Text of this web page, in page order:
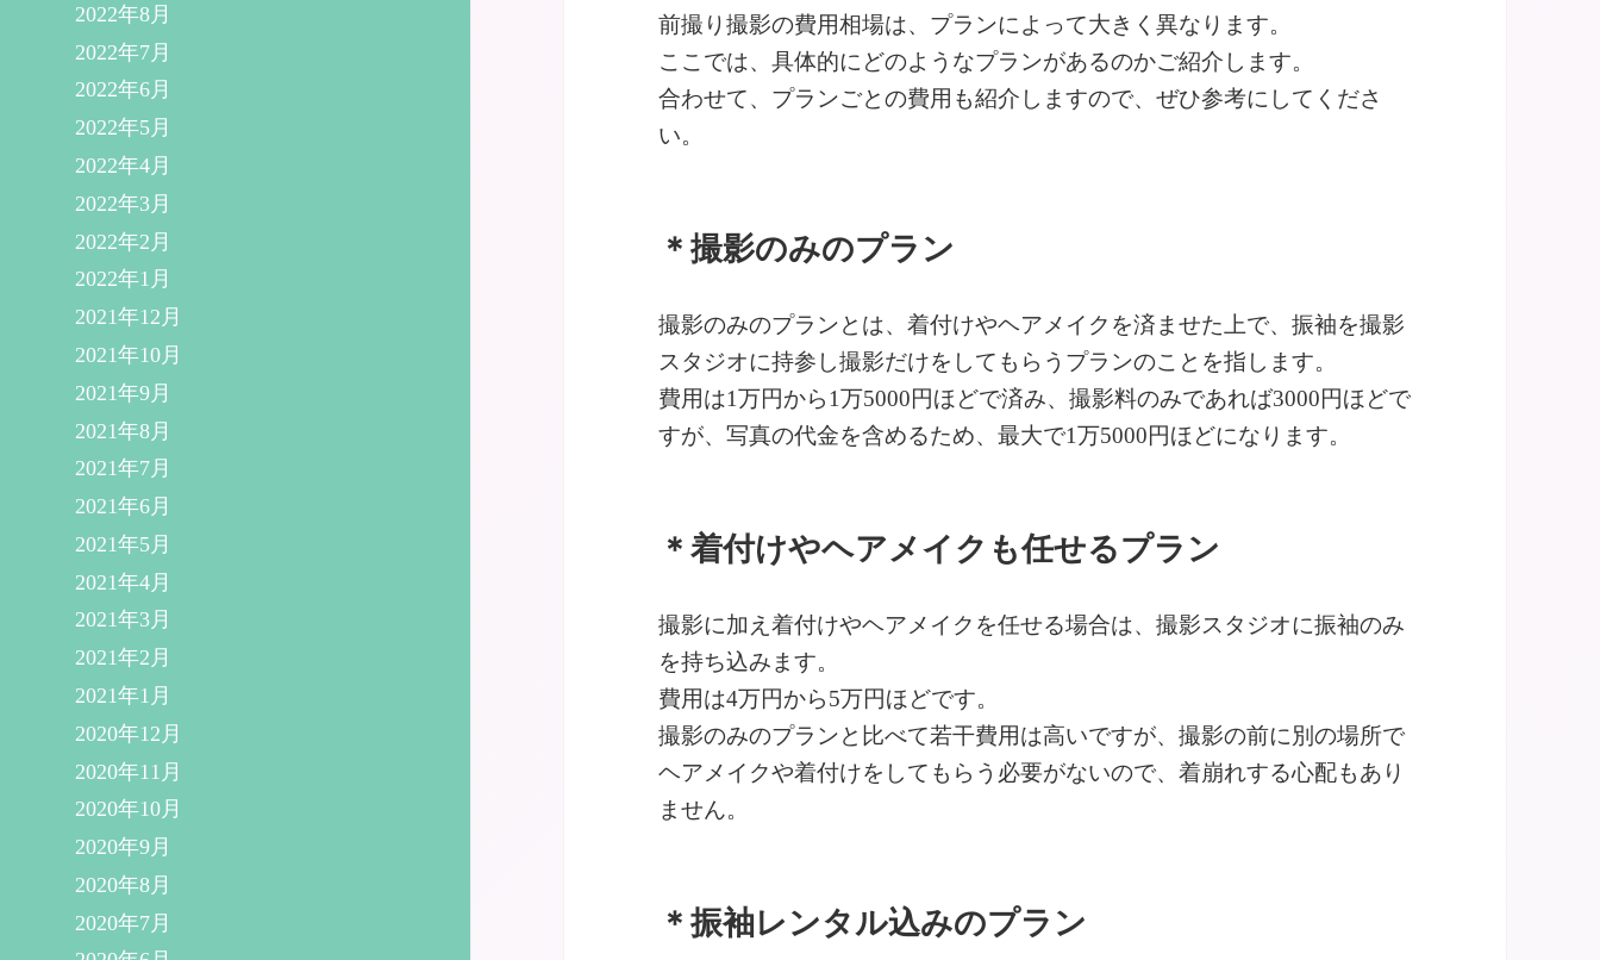
2022年8月
2022年7月
2022年6月
2022年5月
2022年4月
2022年3月
2022年2月
2022年1月
2021年12月
2021年10月
2021年9月
2021年8月
2021年7月
2021年6月
2021年5月
2021年4月
2021年3月
2021年2月
2021年1月
2020年12月
2020年11月
2020年10月
2020年9月
2020年8月
2020年7月
前撮り撮影の費用相場は、プランによって大きく異なります。
ここでは、具体的にどのようなプランがあるのかご紹介します。
合わせて、プランごとの費用も紹介しますので、ぜひ参考にしてくださ
い。
＊撮影のみのプラン
撮影のみのプランとは、着付けやヘアメイクを済ませた上で、振袖を撮影
スタジオに持参し撮影だけをしてもらうプランのことを指します。
費用は1万円から1万5000円ほどで済み、撮影料のみであれば3000円ほどで
すが、写真の代金を含めるため、最大で1万5000円ほどになります。
＊着付けやヘアメイクも任せるプラン
撮影に加え着付けやヘアメイクを任せる場合は、撮影スタジオに振袖のみ
を持ち込みます。
費用は4万円から5万円ほどです。
撮影のみのプランと比べて若干費用は高いですが、撮影の前に別の場所で
ヘアメイクや着付けをしてもらう必要がないので、着崩れする心配もあり
ません。
＊振袖レンタル込みのプラン